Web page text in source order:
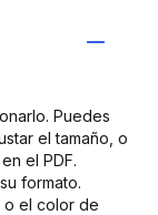
Puedes
el tamaño, o
el PDF.
formato.
o el color de